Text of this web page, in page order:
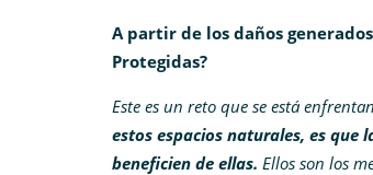
A partir de los daños
Protegidas?
Este es un reto que se está
estos espacios naturales, es que
beneficien de ellas. Ellos son los